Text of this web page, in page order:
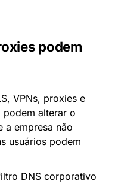
podem
VPNs, proxies e
alterar o
a empresa não
usuários podem
DNS corporativo